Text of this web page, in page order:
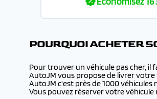
POURQUOI ACHETER
Pour trouver un véhicule pas cher, il
AutoJM vous propose de livrer votre
AutoJM c'est près de 1000
Vous pouvez réserver votre véhicule